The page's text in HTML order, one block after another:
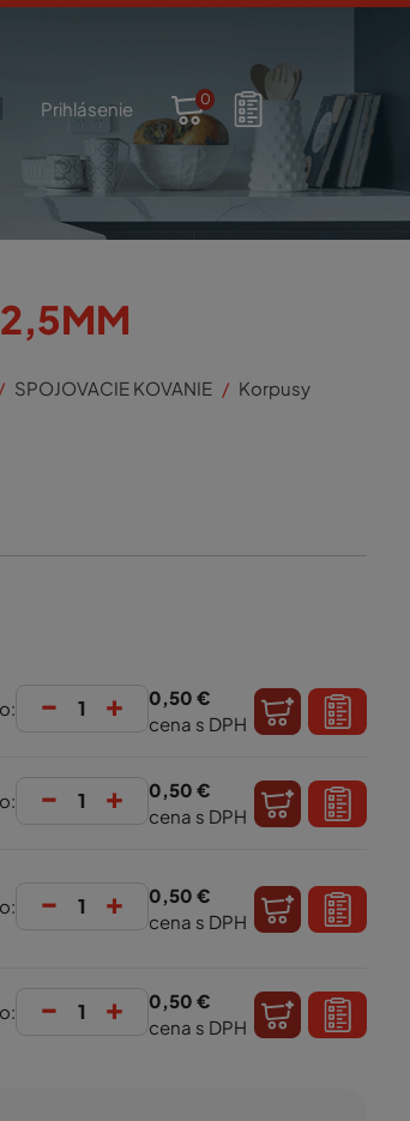
Prihlásenie 0
SPOJOVACIE KOVANIE
Korpusy
- +
0,50 €
cena s DPH
- +
0,50 €
cena s DPH
- +
0,50 €
cena s DPH
- +
0,50 €
cena s DPH